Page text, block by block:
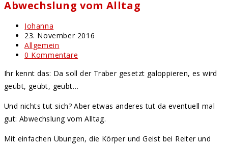
Abwechslung vom Alltag
Beitrags-
Autor:
Johanna
Beitrag
veröffentlicht:
23. November 2016
Beitrags-
Kategorie:
Allgemein
Beitrags-
0 Kommentare
Ihr kennt das: Da soll der Traber gesetzt galoppieren, es wird
geübt, geübt, geübt…
Und nichts tut sich? Aber etwas anderes tut da eventuell mal
gut: Abwechslung vom Alltag.
Mit einfachen Übungen, die Körper und Geist bei Reiter und